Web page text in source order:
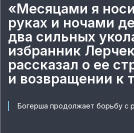
«Месяцами я
руках и ночами
два сильных
избранник Лерчек
рассказал о ее
и возвращении к
Богерша продолжает борьбу с